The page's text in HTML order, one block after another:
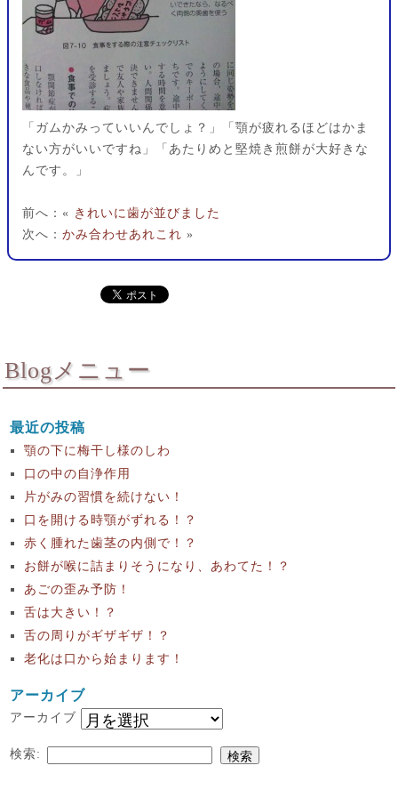
「ガムかみっていいんでしょ？」「顎が疲れるほどはかま
ない方がいいですね」「あたりめと堅焼き煎餅が大好きな
んです。」
前へ：« きれいに歯が並びました
次へ： かみ合わせあれこれ »
Blogメニュー
最近の投稿
顎の下に梅干し様のしわ
口の中の自浄作用
片がみの習慣を続けない！
口を開ける時顎がずれる！？
赤く腫れた歯茎の内側で！？
お餅が喉に詰まりそうになり、あわてた！？
あごの歪み予防！
舌は大きい！？
舌の周りがギザギザ！？
老化は口から始まります！
アーカイブ
アーカイブ
検索: